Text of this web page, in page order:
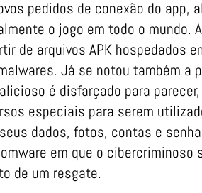
pedidos de conexão do app,
o jogo em todo o mundo.
de arquivos APK hospedados
Já se notou também a
é disfarçado para
especiais para serem
dados, fotos, contas e
em que o cibercriminoso
de um resgate.